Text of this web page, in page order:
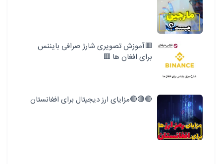
🟥آموزش تصویری شارژ صرافی بایننس
برای افغان ها 🟥
🔴🔴🔴مزایای ارز دیجیتال برای افغانستان